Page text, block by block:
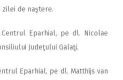
zilei de naştere.
Eparhial, pe dl. Nicolae
Judeţului Galaţi.
Eparhial, pe dl. Matthijs van